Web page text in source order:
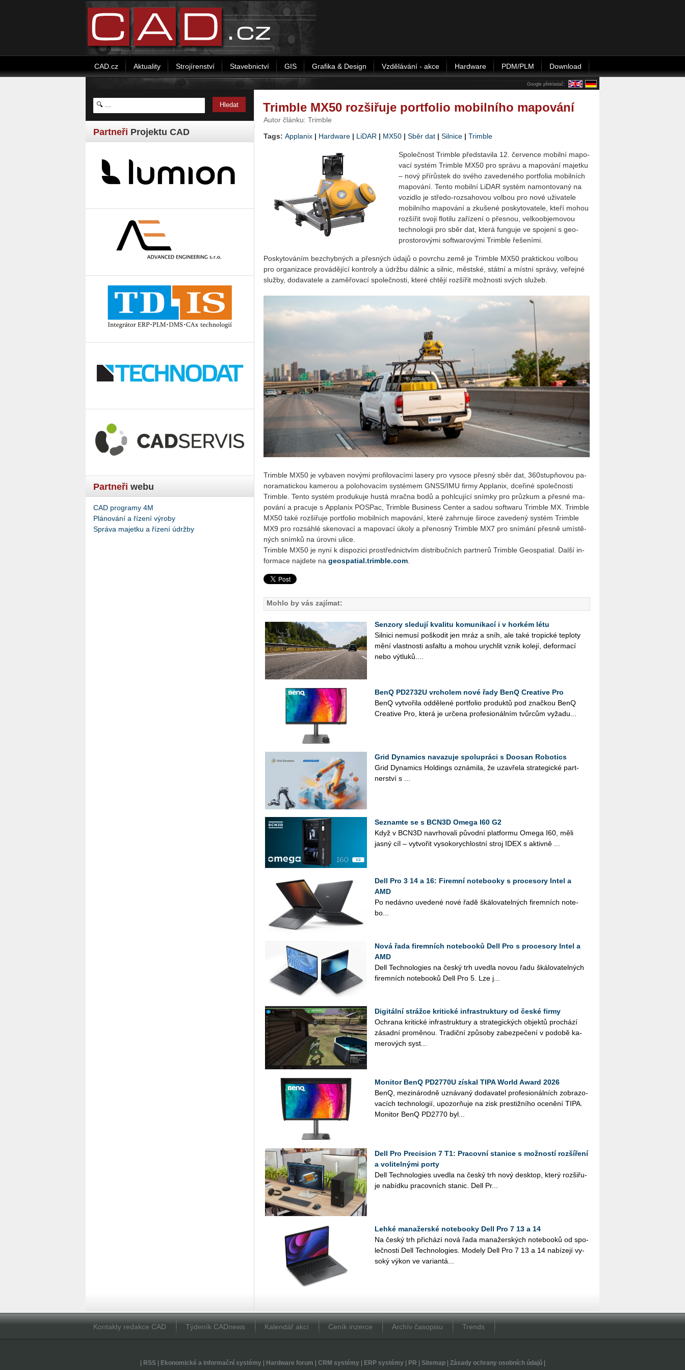
CAD.cz Aktuality Strojírenství Stavebnictví GIS Grafika & Design Vzdělávání - akce Hardware PDM/PLM Download
Google překladač:
Partneři Projektu CAD
Partneři webu
CAD programy 4M
Plánování a řízení výroby
Správa majetku a řízení údržby
Trimble MX50 rozšiřuje portfolio mobilního mapování
Autor článku: Trimble
Tags: Applanix | Hardware | LiDAR | MX50 | Sběr dat | Silnice | Trimble
Spo­leč­nost Trim­ble před­sta­vi­la 12. čer­ven­ce mo­bil­ní ma­po­
va­cí sys­tém Trim­ble MX50 pro sprá­vu a ma­po­vá­ní ma­jet­ku
– nový pří­růs­tek do svého za­ve­de­né­ho port­fo­lia mo­bil­ních
ma­po­vá­ní. Tento mo­bil­ní LiDAR sys­tém na­mon­to­va­ný na
vo­zi­dlo je stře­do-roz­sa­ho­vou vol­bou pro nové uži­va­te­le
mo­bil­ní­ho ma­po­vá­ní a zku­še­né po­sky­to­va­te­le, kteří mohou
roz­ší­řit svoji flo­ti­lu za­ří­ze­ní o přes­nou, vel­ko­ob­je­mo­vou
tech­no­lo­gii pro sběr dat, která fun­gu­je ve spo­je­ní s ge­o­
prosto­ro­vý­mi soft­wa­ro­vý­mi Trim­ble ře­še­ní­mi.
Po­sky­to­vá­ním bez­chyb­ných a přes­ných údajů o po­vrchu země je Trim­ble MX50 prak­tic­kou vol­bou
pro or­ga­ni­za­ce pro­vá­dě­jí­cí kon­t­ro­ly a údrž­bu dál­nic a sil­nic, měst­ské, stát­ní a míst­ní sprá­vy, ve­řej­né
služ­by, do­da­va­te­le a za­mě­řo­va­cí spo­leč­nos­ti, které chtě­jí roz­ší­řit mož­nos­ti svých slu­žeb.
Trim­ble MX50 je vy­ba­ven no­vý­mi pro­fi­lo­va­cí­mi la­se­ry pro vy­so­ce přes­ný sběr dat, 360stupňovou pa­
no­ra­ma­tic­kou ka­me­rou a po­lo­ho­va­cím sys­té­mem GNSS/IMU firmy Ap­pla­nix, dce­ři­né spo­leč­nos­ti
Trim­ble. Tento sys­tém pro­du­ku­je hustá mrač­na bodů a po­hl­cu­jí­cí sním­ky pro prů­zkum a přes­né ma­
po­vá­ní a pra­cu­je s Ap­pla­nix PO­SPac, Trim­ble Busi­ness Cen­ter a sadou soft­wa­ru Trim­ble MX. Trim­ble
MX50 také roz­ši­řu­je port­fo­lio mo­bil­ních ma­po­vá­ní, které za­hr­nu­je ši­ro­ce za­ve­de­ný sys­tém Trim­ble
MX9 pro roz­sáh­lé ske­no­va­cí a ma­po­va­cí úkoly a pře­nos­ný Trim­ble MX7 pro sní­má­ní přes­ně umís­tě­
ných sním­ků na úrov­ni ulice.
Trim­ble MX50 je nyní k dis­po­zi­ci pro­střed­nic­tvím dis­tri­buč­ních part­ne­rů Trim­ble Ge­o­spa­tial. Další in­
for­ma­ce na­jde­te na geospatial.trimble.com
Mohlo by vás zajímat:
Senzory sledují kvalitu komunikací i v horkém létu
Sil­ni­ci ne­mu­sí po­ško­dit jen mráz a sníh, ale také tro­pic­ké tep­lo­ty
mění vlast­nos­ti as­fal­tu a mohou urych­lit vznik ko­le­jí, de­for­ma­cí
nebo vý­tlu­ků....
BenQ PD2732U vrcholem nové řady BenQ Creative Pro
BenQ vy­tvo­ři­la od­dě­le­né port­fo­lio pro­duk­tů pod znač­kou BenQ
Cre­a­ti­ve Pro, která je ur­če­na pro­fe­si­o­nál­ním tvůr­cům vy­ža­du...
Grid Dynamics navazuje spolupráci s Doosan Robotics
Grid Dy­na­mics Hol­dings ozná­mi­la, že uza­vře­la stra­te­gic­ké part­
ner­ství s ...
Seznamte se s BCN3D Omega I60 G2
Když v BCN3D na­vr­ho­va­li pů­vod­ní plat­for­mu Omega I60, měli
jasný cíl – vy­tvo­řit vy­so­ko­rych­lost­ní stroj IDEX s ak­tiv­ně ...
Dell Pro 3 14 a 16: Firemní notebooky s procesory Intel a
AMD
Po ne­dáv­no uve­de­né nové řadě šká­lo­va­tel­ných fi­rem­ních no­te­
bo...
Nová řada firemních notebooků Dell Pro s procesory Intel a
AMD
Dell Tech­no­lo­gies na český trh uved­la novou řadu šká­lo­va­tel­ných
fi­rem­ních no­te­boo­ků Dell Pro 5. Lze j...
Digitální strážce kritické infrastruktury od české firmy
Ochra­na kri­tic­ké in­frastruk­tu­ry a stra­te­gic­kých ob­jek­tů pro­chá­zí
zá­sad­ní pro­mě­nou. Tra­dič­ní způ­so­by za­bez­pe­če­ní v po­do­bě ka­
me­ro­vých sys­t...
Monitor BenQ PD2770U získal TIPA World Award 2026
BenQ, me­zi­ná­rod­ně uzná­va­ný do­da­va­tel pro­fe­si­o­nál­ních zob­ra­zo­
va­cích tech­no­lo­gií, upo­zorňuje na zisk pres­tiž­ní­ho oce­ně­ní TIPA.
Mo­ni­tor BenQ PD2770 byl...
Dell Pro Precision 7 T1: Pracovní stanice s možností rozšíření
a volitelnými porty
Dell Tech­no­lo­gies uved­la na český trh nový desktop, který roz­ši­řu­
je na­bíd­ku pra­cov­ních sta­nic. Dell Pr...
Lehké manažerské notebooky Dell Pro 7 13 a 14
Na český trh při­chá­zí nová řada ma­na­žer­ských no­te­boo­ků od spo­
leč­nos­ti Dell Tech­no­lo­gies. Mo­de­ly Dell Pro 7 13 a 14 na­bí­ze­jí vy­
so­ký výkon ve va­ri­an­tá...
Kontakty redakce CAD Týdeník CADnews Kalendář akcí Ceník inzerce Archív časopisu Trends
RSS| Ekonomické a informační systémy| Hardware forum CRM systémy| ERP systémy| PR Sitemap| Zásady ochrany osobních údajů|